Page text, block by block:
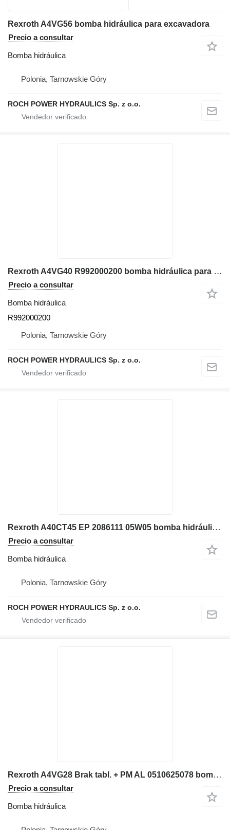
Rexroth A4VG56 bomba hidráulica para excavadora
Precio a consultar
Bomba hidráulica
Polonia, Tarnowskie Góry
ROCH POWER HYDRAULICS Sp. z o.o.
Rexroth A4VG40 R992000200 bomba hidráulica para JCB 520-40 cargadora telescópica
Precio a consultar
Bomba hidráulica
R992000200
Polonia, Tarnowskie Góry
ROCH POWER HYDRAULICS Sp. z o.o.
Rexroth A40CT45 EP 2086111 05W05 bomba hidráulica para Deutz excavadora
Precio a consultar
Bomba hidráulica
Polonia, Tarnowskie Góry
ROCH POWER HYDRAULICS Sp. z o.o.
Rexroth A4VG28 Brak tabl. + PM AL 0510625078 bomba hidráulica para Moffett M5 20.3 carretilla diésel
Precio a consultar
Bomba hidráulica